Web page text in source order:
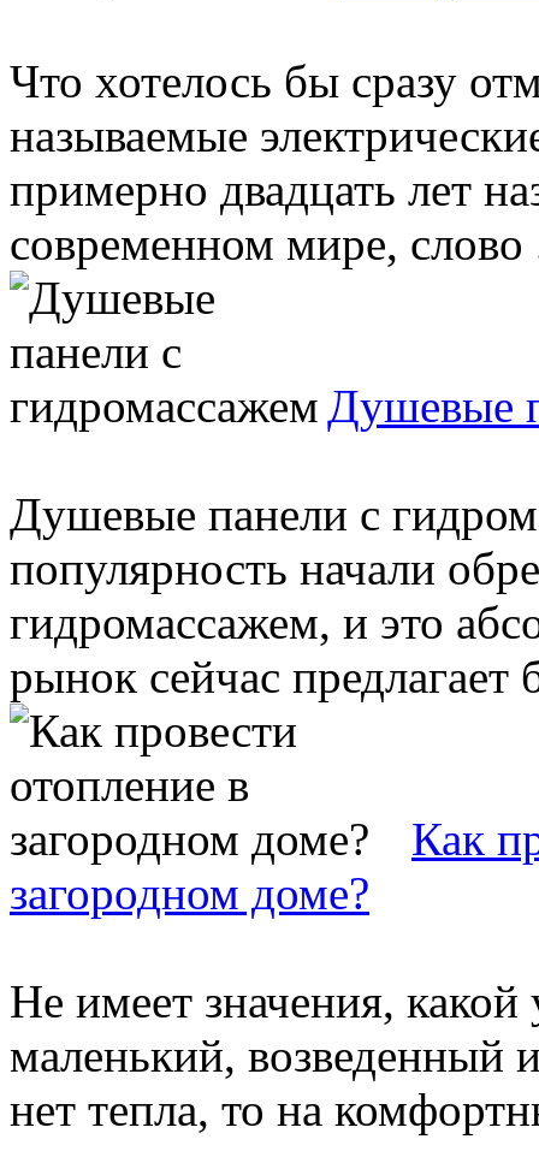
Что хотелось бы сразу
называемые
примерно двадцать лет
современном мире, слово
Душевые
Душевые панели с
популярность начали
гидромассажем, и это
рынок сейчас предлагает
Как
загородном доме?
Не имеет значения,
маленький, возведенный
нет тепла, то на